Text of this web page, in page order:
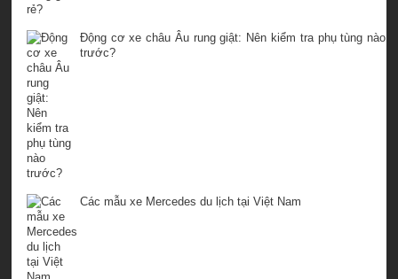
Động cơ xe châu Âu rung giật: Nên kiểm tra phụ tùng nào
trước?
Các mẫu xe Mercedes du lịch tại Việt Nam